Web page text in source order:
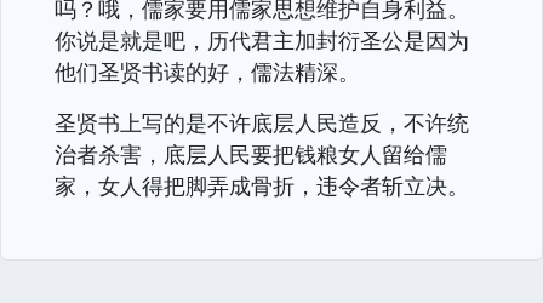
吗？哦，儒家要用儒家思想维护自身利益。
你说是就是吧，历代君主加封衍圣公是因为
他们圣贤书读的好，儒法精深。
圣贤书上写的是不许底层人民造反，不许统
治者杀害，底层人民要把钱粮女人留给儒
家，女人得把脚弄成骨折，违令者斩立决。